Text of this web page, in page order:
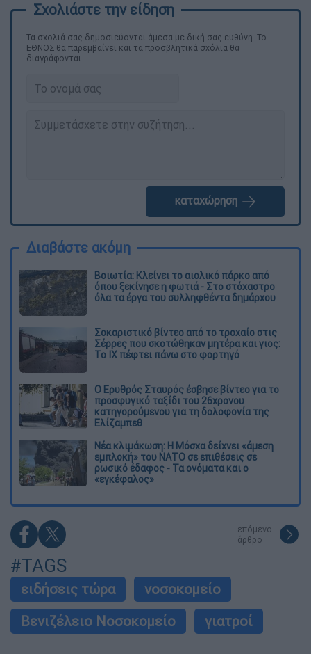
Τα σχολιά σας δημοσιεύονται άμεσα με δική σας ευθύνη. Το
ΕΘΝΟΣ θα παρεμβαίνει και τα προσβλητικά σχόλια θα
διαγράφονται
καταχώρηση
Διαβάστε ακόμη
Βοιωτία: Κλείνει το αιολικό πάρκο από
όπου ξεκίνησε η φωτιά - Στο στόχαστρο
όλα τα έργα του συλληφθέντα δημάρχου
Σοκαριστικό βίντεο από το τροχαίο στις
Σέρρες που σκοτώθηκαν μητέρα και γιος:
Το ΙΧ πέφτει πάνω στο φορτηγό
Ο Ερυθρός Σταυρός έσβησε βίντεο για το
προσφυγικό ταξίδι του 26χρονου
κατηγορούμενου για τη δολοφονία της
Ελίζαμπεθ
Νέα κλιμάκωση: Η Μόσχα δείχνει «άμεση
εμπλοκή» του ΝΑΤΟ σε επιθέσεις σε
ρωσικό έδαφος - Τα ονόματα και ο
«εγκέφαλος»
επόμενο
άρθρο
#TAGS
ειδήσεις τώρα
νοσοκομείο
Βενιζέλειο Νοσοκομείο
γιατροί